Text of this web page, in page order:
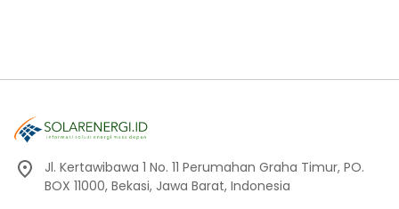
Jl. Kertawibawa 1 No. 11 Perumahan Graha Timur, PO.
BOX 11000, Bekasi, Jawa Barat, Indonesia